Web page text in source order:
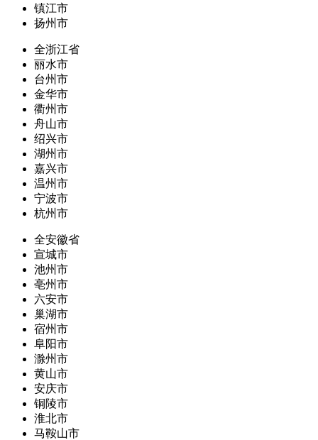
镇江市
扬州市
全浙江省
丽水市
台州市
金华市
衢州市
舟山市
绍兴市
湖州市
嘉兴市
温州市
宁波市
杭州市
全安徽省
宣城市
池州市
亳州市
六安市
巢湖市
宿州市
阜阳市
滁州市
黄山市
安庆市
铜陵市
淮北市
马鞍山市